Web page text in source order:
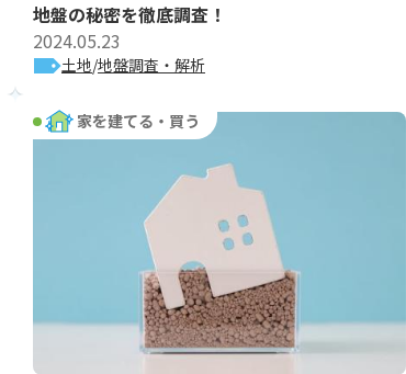
地盤の秘密を徹底調査！
2024.05.23
土地 地盤調査・解析
家を建てる・買う